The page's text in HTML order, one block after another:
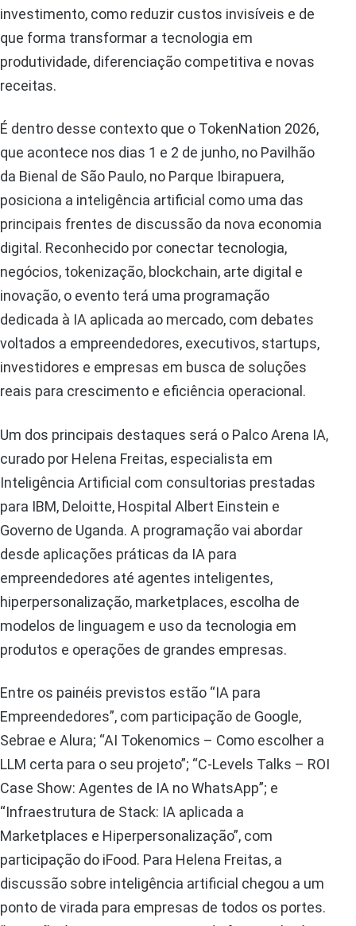
investimento, como reduzir custos invisíveis e de
que forma transformar a tecnologia em
produtividade, diferenciação competitiva e novas
receitas.
É dentro desse contexto que o TokenNation 2026,
que acontece nos dias 1 e 2 de junho, no Pavilhão
da Bienal de São Paulo, no Parque Ibirapuera,
posiciona a inteligência artificial como uma das
principais frentes de discussão da nova economia
digital. Reconhecido por conectar tecnologia,
negócios, tokenização, blockchain, arte digital e
inovação, o evento terá uma programação
dedicada à IA aplicada ao mercado, com debates
voltados a empreendedores, executivos, startups,
investidores e empresas em busca de soluções
reais para crescimento e eficiência operacional.
Um dos principais destaques será o Palco Arena IA,
curado por Helena Freitas, especialista em
Inteligência Artificial com consultorias prestadas
para IBM, Deloitte, Hospital Albert Einstein e
Governo de Uganda. A programação vai abordar
desde aplicações práticas da IA para
empreendedores até agentes inteligentes,
hiperpersonalização, marketplaces, escolha de
modelos de linguagem e uso da tecnologia em
produtos e operações de grandes empresas.
Entre os painéis previstos estão “IA para
Empreendedores”, com participação de Google,
Sebrae e Alura; “AI Tokenomics – Como escolher a
LLM certa para o seu projeto”; “C-Levels Talks – ROI
Case Show: Agentes de IA no WhatsApp”; e
“Infraestrutura de Stack: IA aplicada a
Marketplaces e Hiperpersonalização”, com
participação do iFood. Para Helena Freitas, a
discussão sobre inteligência artificial chegou a um
ponto de virada para empresas de todos os portes.